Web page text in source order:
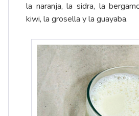
la naranja, la sidra, la
kiwi, la grosella y la guayaba.